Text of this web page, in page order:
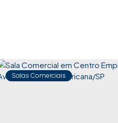
Salas Comerciais